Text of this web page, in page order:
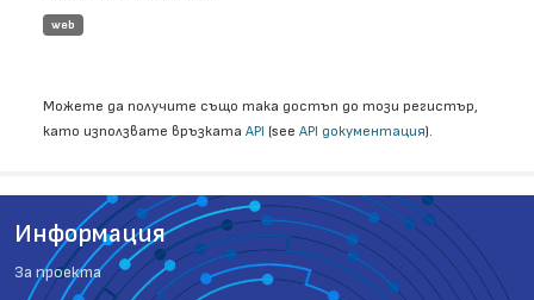
web
Можете да получите също така достъп до този регистър,
като използвате връзката API (see API документация).
Информация
За проекта